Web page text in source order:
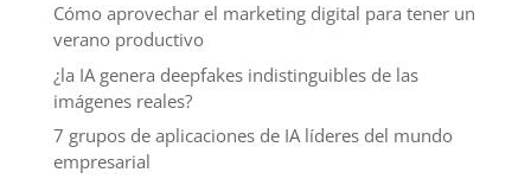
Cómo aprovechar el marketing digital para tener un
verano productivo
¿la IA genera deepfakes indistinguibles de las
imágenes reales?
7 grupos de aplicaciones de IA líderes del mundo
empresarial